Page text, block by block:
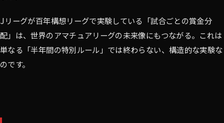
Jリーグが百年構想リーグで実験している「試合ごとの賞金分
配」は、世界のアマチュアリーグの未来像にもつながる。これは
単なる「半年間の特別ルール」では終わらない、構造的な実験な
のです。